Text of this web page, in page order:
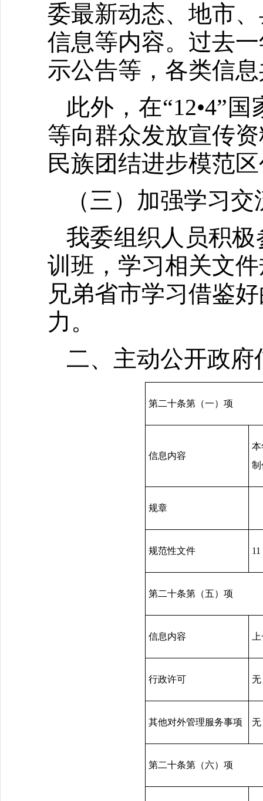
委最新动态、地市
信息等内容。过去
示公告等，各类信
此外，在“12•4”
等向群众发放宣传
民族团结进步模范
（三）加强学习交
我委组织人员积
训班，学习相关文
兄弟省市学习借鉴
力。
二、主动公开政府
第二十条第（一）项
信息内容
本
制
规章
规范性文件 11
第二十条第（五）项
信息内容
行政许可 无
其他对外管理服务事项 无
第二十条第（六）项